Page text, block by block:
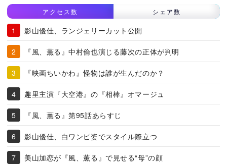
アクセス数 シェア数
影山優佳、ランジェリーカット公開
『風、薫る』中村倫也演じる藤次の正体が判明
『映画ちいかわ』怪物は誰が生んだのか？
趣里主演『大空港』の『相棒』オマージュ
『風、薫る』第95話あらすじ
影山優佳、白ワンピ姿でスタイル際立つ
美山加恋が『風、薫る』で見せる“母”の顔